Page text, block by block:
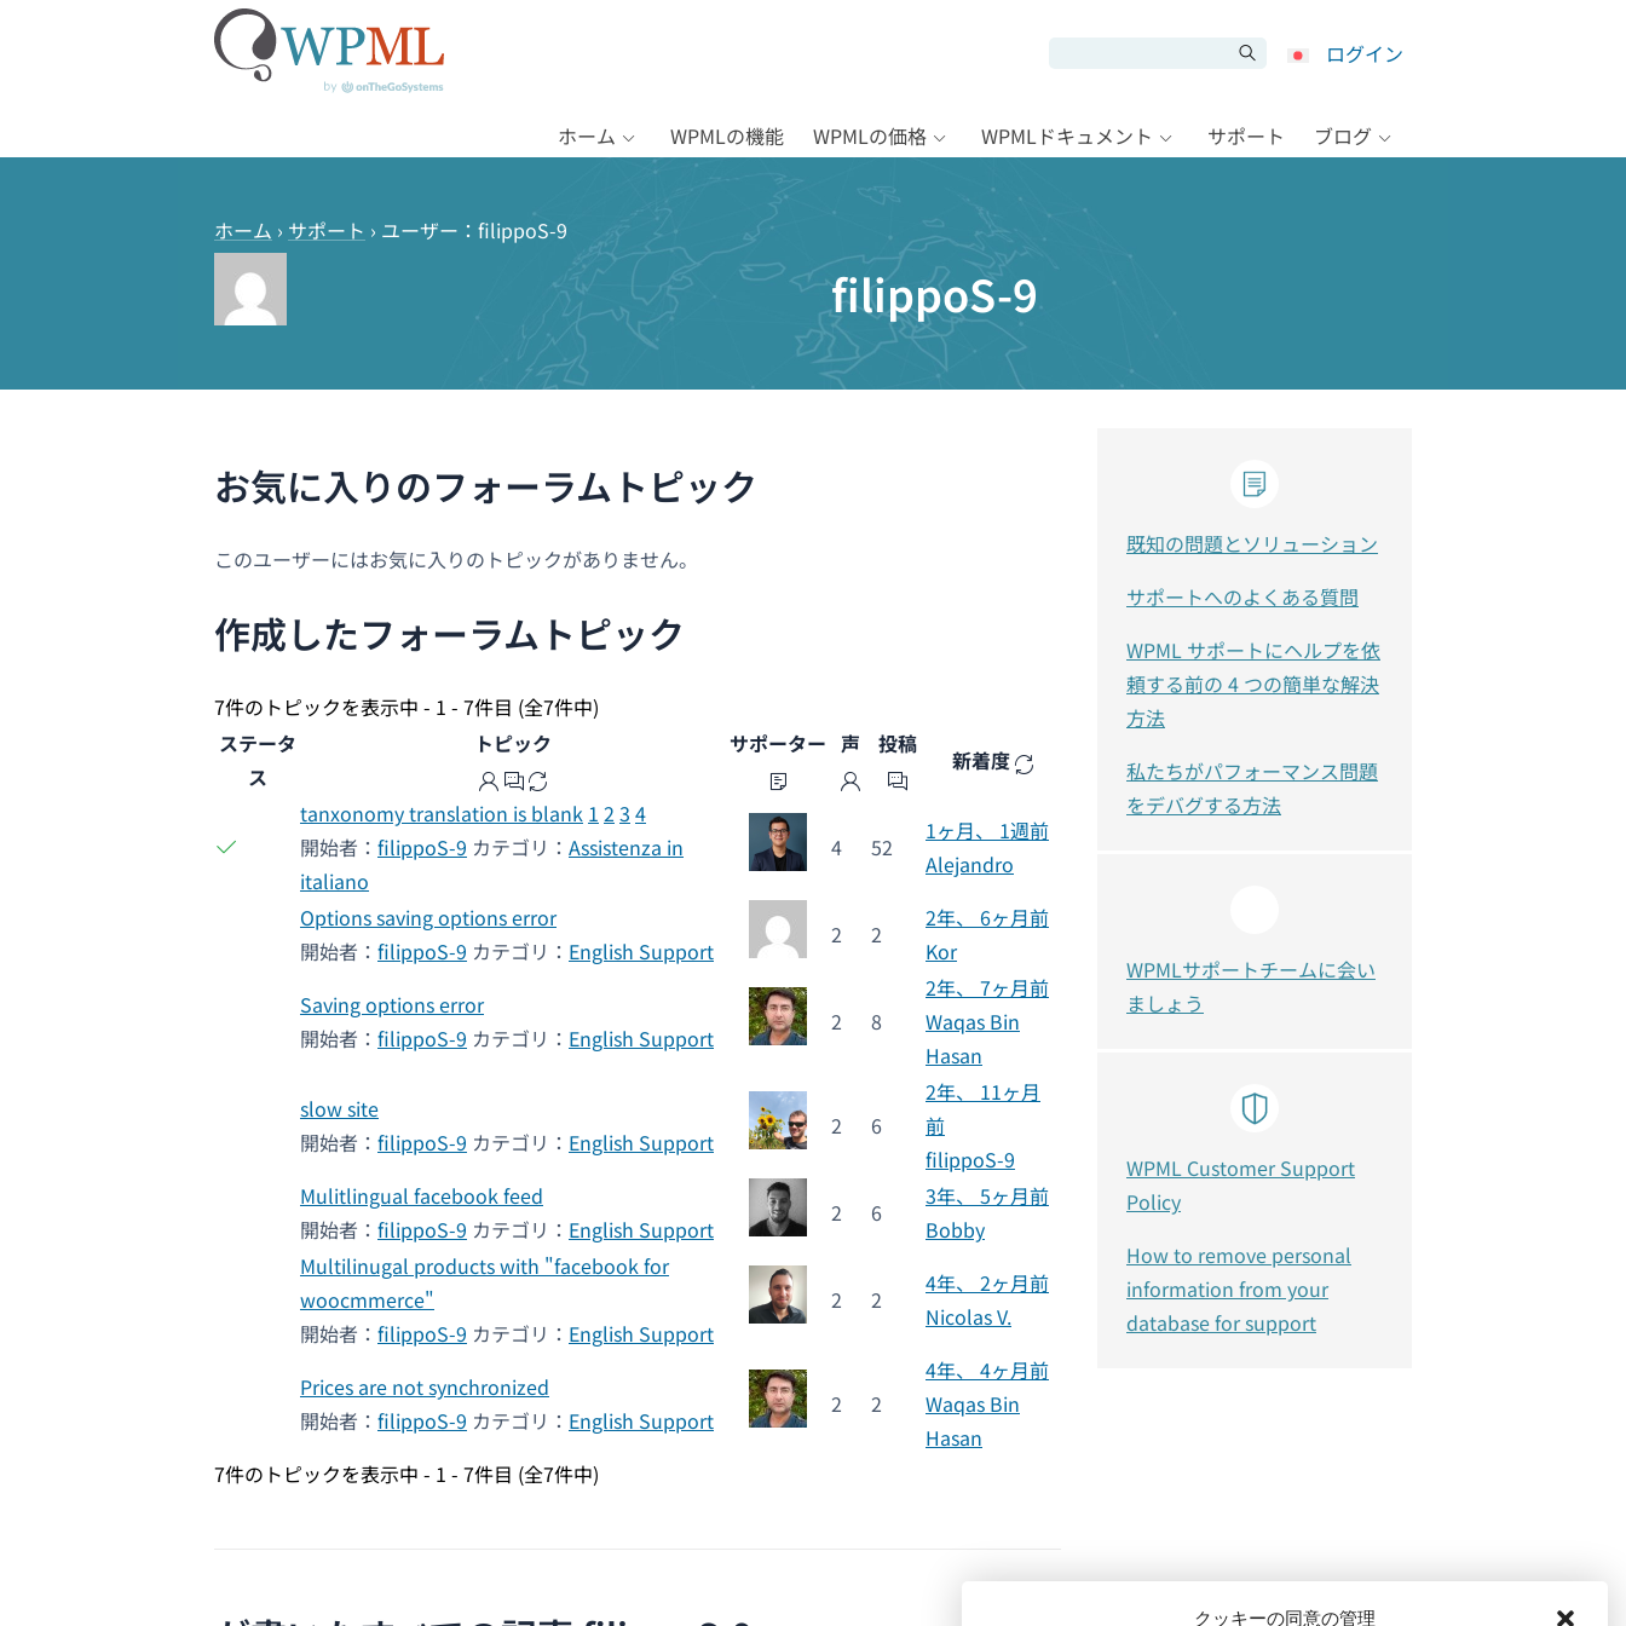
クッキーの同意の管理
ログイン
ホーム WPMLの機能 WPMLの価格 WPMLドキュメント サポート ブログ
ホーム › サポート › ユーザー：filippoS-9
filippoS-9
お気に入りのフォーラムトピック
このユーザーにはお気に入りのトピックがありません。
作成したフォーラムトピック
7件のトピックを表示中 - 1 - 7件目 (全7件中)
ステータ
ス
トピック サポーター 声 投稿
新着度
tanxonomy translation is blank 1 2 3 4
開始者： filippoS-9 カテゴリ： Assistenza in
italiano
4 52
1ヶ月、 1週前
Alejandro
Options saving options error
開始者： filippoS-9 カテゴリ： English Support
2 2
2年、 6ヶ月前
Kor
Saving options error
開始者： filippoS-9 カテゴリ： English Support
2 8
2年、 7ヶ月前
Waqas Bin
Hasan
slow site
開始者： filippoS-9 カテゴリ： English Support
2 6
2年、 11ヶ月
前
filippoS-9
Mulitlingual facebook feed
開始者： filippoS-9 カテゴリ： English Support
2 6
3年、 5ヶ月前
Bobby
Multilinugal products with "facebook for
woocmmerce"
開始者： filippoS-9 カテゴリ： English Support
2 2
4年、 2ヶ月前
Nicolas V.
Prices are not synchronized
開始者： filippoS-9 カテゴリ： English Support
2 2
4年、 4ヶ月前
Waqas Bin
Hasan
7件のトピックを表示中 - 1 - 7件目 (全7件中)
既知の問題とソリューション
サポートへのよくある質問
WPML サポートにヘルプを依
頼する前の 4 つの簡単な解決
方法
私たちがパフォーマンス問題
をデバグする方法
WPMLサポートチームに会い
ましょう
WPML Customer Support
Policy
How to remove personal
information from your
database for support